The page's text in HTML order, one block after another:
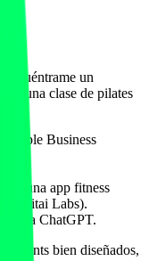
un
una clase de pilates
Apple Business
una app fitness
Fitai Labs).
a ChatGPT.
Intents bien diseñados,